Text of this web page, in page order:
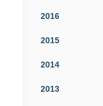
2016
2015
2014
2013